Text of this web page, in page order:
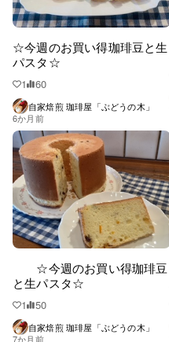
☆今週のお買い得珈琲豆と生
パスタ☆
1 60
自家焙煎 珈琲屋「ぶどうの木」
6か月前
☆今週のお買い得珈琲豆
と生パスタ☆
1 50
自家焙煎 珈琲屋「ぶどうの木」
7か月前